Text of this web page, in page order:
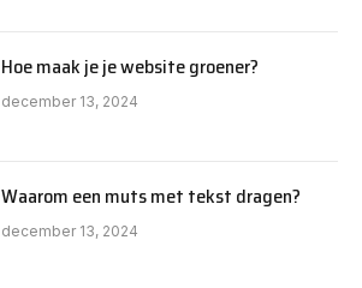
Hoe maak je je website groener?
december 13, 2024
Waarom een muts met tekst dragen?
december 13, 2024